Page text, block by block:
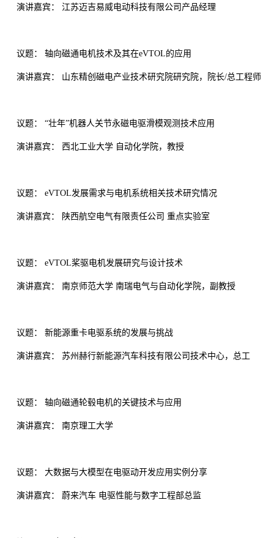
演讲嘉宾： 江苏迈吉易威电动科技有限公司产品经理
议题： 轴向磁通电机技术及其在eVTOL的应用
演讲嘉宾： 山东精创磁电产业技术研究院研究院，院长/总工程师
议题： “壮年”机器人关节永磁电驱滑模观测技术应用
演讲嘉宾： 西北工业大学 自动化学院，教授
议题： eVTOL发展需求与电机系统相关技术研究情况
演讲嘉宾： 陕西航空电气有限责任公司 重点实验室
议题： eVTOL桨驱电机发展研究与设计技术
演讲嘉宾： 南京师范大学 南瑞电气与自动化学院，副教授
议题： 新能源重卡电驱系统的发展与挑战
演讲嘉宾： 苏州赫行新能源汽车科技有限公司技术中心，总工
议题： 轴向磁通轮毂电机的关键技术与应用
演讲嘉宾： 南京理工大学
议题： 大数据与大模型在电驱动开发应用实例分享
演讲嘉宾： 蔚来汽车 电驱性能与数字工程部总监